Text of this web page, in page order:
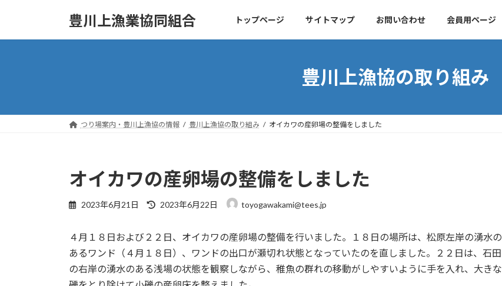
豊川上漁業協同組合 トップページ サイトマップ お問い合わせ 会員用ページ
豊川上漁協の取り組み
つり場案内・豊川上漁協の情報 豊川上漁協の取り組み オイカワの産卵場の整備をしました
オイカワの産卵場の整備をしました
2023年6月21日
最
新
日
:
2023年6月22日 toyogawakami@tees.jp
４月１８日および２２日、オイカワの産卵場の整備を行いました。１８日の場所は、松原左岸の湧水の
あるワンド（４月１８日）、ワンドの出口が瀬切れ状態となっていたのを直しました。２２日は、石田
の右岸の湧水のある浅場の状態を観察しながら、稚魚の群れの移動がしやすいように手を入れ、大きな